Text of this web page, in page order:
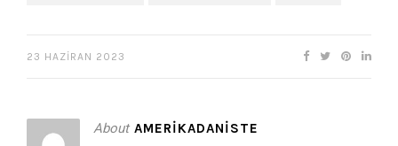
23 HAZIRAN 2023
About AMERIKADANISTE